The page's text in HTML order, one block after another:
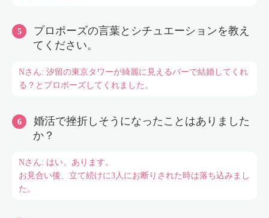
プロポーズの言葉とシチュエーションを教え
てください。
Nさん: 汐留の東京タワーが綺麗に見えるバーで結婚してくれ
る？とプロポーズしてくれました。
婚活で挫折しそうになったことはありました
か？
Nさん: はい、あります。
お見合い後、立て続けに3人にお断りされた時は落ち込みまし
た。